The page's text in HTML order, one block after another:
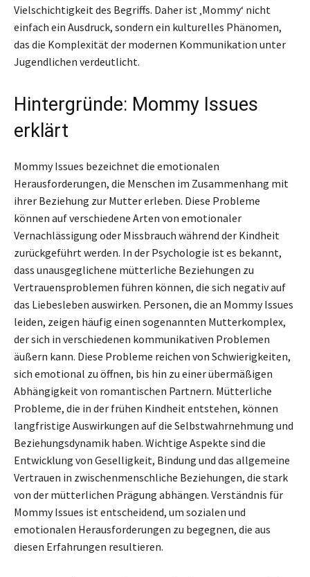
Vielschichtigkeit des Begriffs. Daher ist ‚Mommy‘ nicht
einfach ein Ausdruck, sondern ein kulturelles Phänomen,
das die Komplexität der modernen Kommunikation unter
Jugendlichen verdeutlicht.
Hintergründe: Mommy Issues
erklärt
Mommy Issues bezeichnet die emotionalen
Herausforderungen, die Menschen im Zusammenhang mit
ihrer Beziehung zur Mutter erleben. Diese Probleme
können auf verschiedene Arten von emotionaler
Vernachlässigung oder Missbrauch während der Kindheit
zurückgeführt werden. In der Psychologie ist es bekannt,
dass unausgeglichene mütterliche Beziehungen zu
Vertrauensproblemen führen können, die sich negativ auf
das Liebesleben auswirken. Personen, die an Mommy Issues
leiden, zeigen häufig einen sogenannten Mutterkomplex,
der sich in verschiedenen kommunikativen Problemen
äußern kann. Diese Probleme reichen von Schwierigkeiten,
sich emotional zu öffnen, bis hin zu einer übermäßigen
Abhängigkeit von romantischen Partnern. Mütterliche
Probleme, die in der frühen Kindheit entstehen, können
langfristige Auswirkungen auf die Selbstwahrnehmung und
Beziehungsdynamik haben. Wichtige Aspekte sind die
Entwicklung von Geselligkeit, Bindung und das allgemeine
Vertrauen in zwischenmenschliche Beziehungen, die stark
von der mütterlichen Prägung abhängen. Verständnis für
Mommy Issues ist entscheidend, um sozialen und
emotionalen Herausforderungen zu begegnen, die aus
diesen Erfahrungen resultieren.